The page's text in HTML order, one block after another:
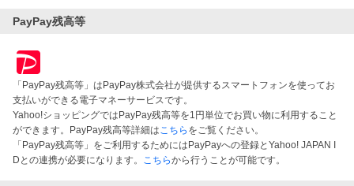
PayPay残高等
「PayPay残高等」はPayPay株式会社が提供するスマートフォンを使ってお
支払いができる電子マネーサービスです。
Yahoo!ショッピングではPayPay残高等を1円単位でお買い物に利用すること
ができます。PayPay残高等詳細はこちら をご覧ください。
「PayPay残高等」をご利用するためにはPayPayへの登録とYahoo! JAPAN I
Dとの連携が必要になります。 こちらから行うことが可能です。